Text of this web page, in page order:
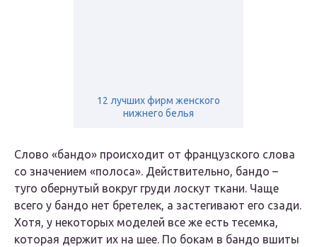
12 лучших фирм женского
нижнего белья
Слово «бандо» происходит от французского слова
со значением «полоса». Действительно, бандо –
туго обернутый вокруг груди лоскут ткани. Чаще
всего у бандо нет бретелек, а застегивают его сзади.
Хотя, у некоторых моделей все же есть тесемка,
которая держит их на шее. По бокам в бандо вшиты